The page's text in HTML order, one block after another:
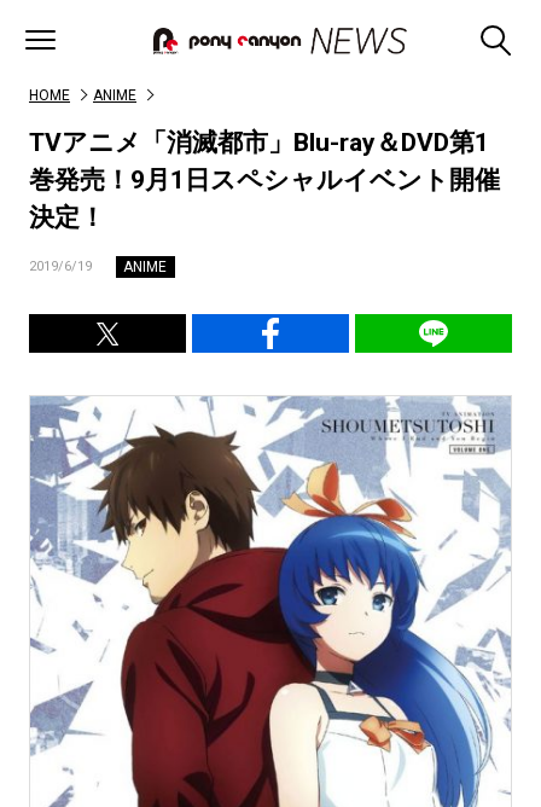
HOME ANIME
TVアニメ「消滅都市」Blu-ray＆DVD第1
巻発売！9月1日スペシャルイベント開催
決定！
2019/6/19 ANIME